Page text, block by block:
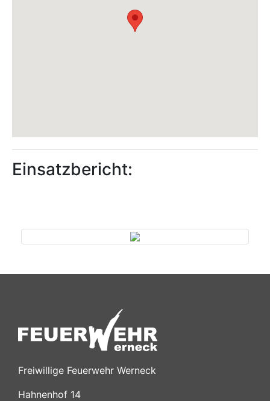
Einsatzbericht:
Previous Next
Freiwillige Feuerwehr Werneck
Hahnenhof 14